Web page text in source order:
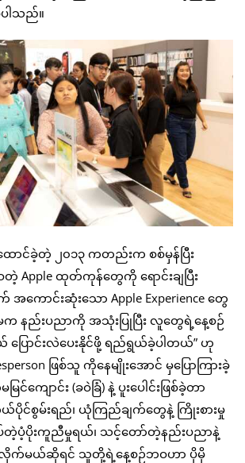
ါသည်။
ောင်ခဲ့တဲ့ ၂၀၁၃ ကတည်းက စစ်မှန်ပြီး
Apple ထုတ်ကုန်တွေကို ရောင်းချပြီး
ာင်းဆုံးသော Apple Experience တွေ
နည်းပညာကို အသုံးပြုပြီး လူတွေရဲ့နေ့စဉ်
ောင်းလဲပေးနိုင်ဖို့ ရည်ရွယ်ခဲ့ပါတယ်” ဟု
ဖြစ်သူ ကိုနေမျိုးအောင် မှပြောကြားခဲ့
င်ကျောင်း (ခဝဲခြံ) နဲ့ ပူးပေါင်းဖြစ်ခဲ့တာ
င်စွမ်းရည်၊ ယုံကြည်ချက်တွေနဲ့ ကြိုးစားမှု
ပံ့ပိုးကူညီမှုရယ်၊ သင့်တော်တဲ့နည်းပညာနဲ့
လိုက်မယ်ဆိုရင် သူတို့ရဲ့နေ့စဉ်ဘဝဟာ ပိုမို